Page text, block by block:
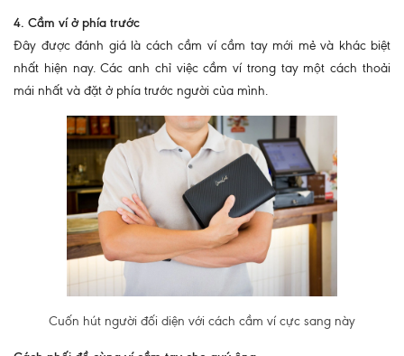
4. Cầm ví ở phía trước
Đây được đánh giá là cách cầm ví cầm tay mới mẻ và khác biệt
nhất hiện nay. Các anh chỉ việc cầm ví trong tay một cách thoải
mái nhất và đặt ở phía trước người của mình.
Cuốn hút người đối diện với cách cầm ví cực sang này